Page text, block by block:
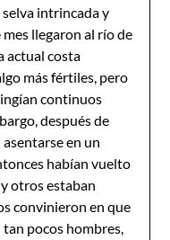
intrincada y
mes llegaron al río de
actual costa
más fértiles, pero
continuos
después de
en un
habían vuelto
otros estaban
convinieron en que
pocos hombres,